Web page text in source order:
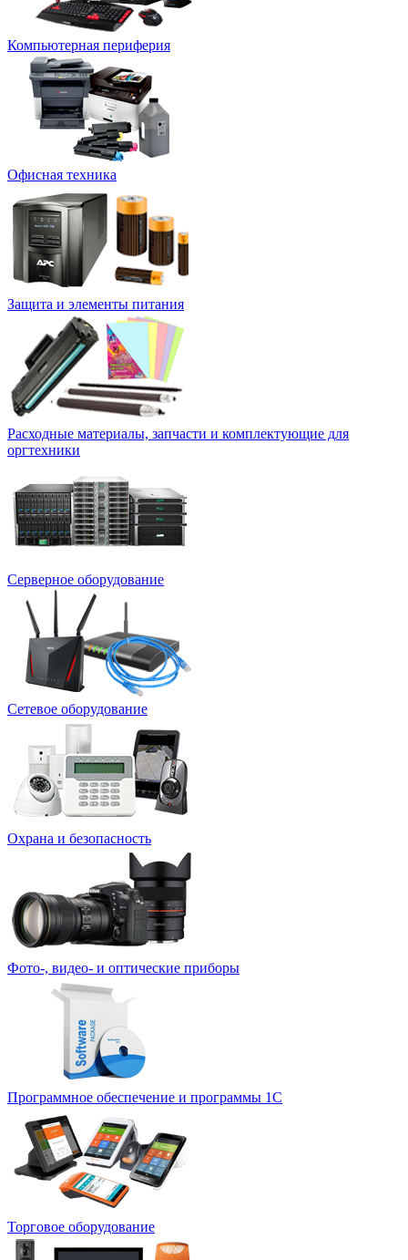
Компьютерная периферия
Офисная техника
Защита и элементы питания
Расходные материалы, запчасти и комплектующие для
оргтехники
Серверное оборудование
Сетевое оборудование
Охрана и безопасность
Фото-, видео- и оптические приборы
Программное обеспечение и программы 1С
Торговое оборудование